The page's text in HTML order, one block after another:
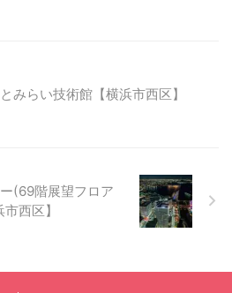
みらい技術館【横浜市西区】
(69階展望フロア
西区】